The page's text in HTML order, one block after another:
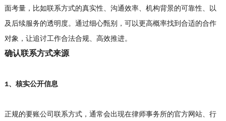
面考量，比如联系方式的真实性、沟通效率、机构背景的可靠性、以
及后续服务的透明度。通过细心甄别，可以更高概率找到合适的合作
对象，让追讨工作合法合规、高效推进。
确认联系方式来源
1、核实公开信息
正规的要账公司联系方式，通常会出现在律师事务所的官方网站、行